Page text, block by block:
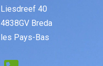
Liesdreef 40
4838GV Breda
les Pays-Bas